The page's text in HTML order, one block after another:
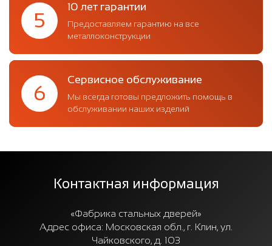
5
10 лет гарантии
Предоставляем гарантию на все
металлоконструкции
6
Сервисное обслуживание
Мы всегда готовы предложить помощь в
обслуживании наших изделий
Контактная информация
«Фабрика стальных дверей»
Адрес офиса: Московская обл., г. Клин, ул.
Чайковского, д. 103